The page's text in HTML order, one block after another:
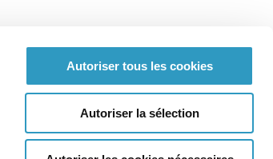
Autoriser tous les cookies
Autoriser la sélection
Mentions Légales Crédits